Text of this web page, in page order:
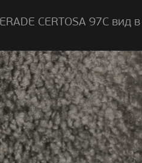
CERTOSA 97C вид в